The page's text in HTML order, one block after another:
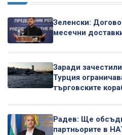
Зеленски:
месечни
Заради
Турция
търговските
Радев: Ще
партньорите в